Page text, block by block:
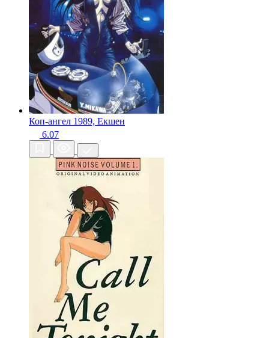
Коп-ангел 1989, Екшен
6.07